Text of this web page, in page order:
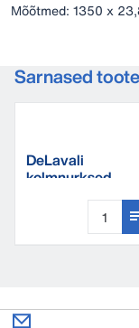
Mõõtmed: 1350 x
Sarnased
DeLavali
kolmnurksed